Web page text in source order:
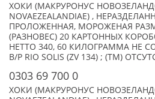
ХОКИ (МАКРУРОНУС
NOVAEZEALANDIAE) ,
ПРОЛОЖЕННАЯ, МОРОЖЕНАЯ
(РАЗНОВЕС) 20 КАРТОННЫХ
НЕТТО 340, 60 КИЛОГРАММА НЕ
B/P RIO SOLIS (ZV 134) ; (TM)
0303 69 700 0
ХОКИ (МАКРУРОНУС